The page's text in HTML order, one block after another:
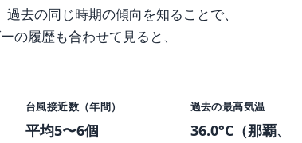
去の同じ時期の傾向を知ることで、
の履歴も合わせて見ると、
台風接近数（年間）
平均5〜6個
過去の最高気温
36.0°C（那覇、